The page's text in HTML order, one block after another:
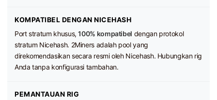
KOMPATIBEL DENGAN NICEHASH
Port stratum khusus,100% kompatibel dengan protokol
stratum Nicehash. 2Miners adalah pool yang
direkomendasikan secara resmi oleh Nicehash. Hubungkan rig
Anda tanpa konfigurasi tambahan.
PEMANTAUAN RIG